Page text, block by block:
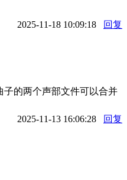
2025-11-18 10:09:18
回复
的两个声部文件可以合并
2025-11-13 16:06:28
回复